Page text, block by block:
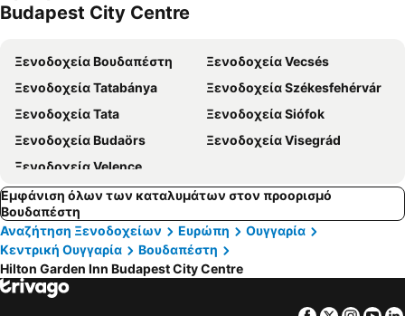
Budapest City Centre
Ξενοδοχεία Βουδαπέστη
Ξενοδοχεία Vecsés
Ξενοδοχεία Tatabánya
Ξενοδοχεία Székesfehérvár
Ξενοδοχεία Tata
Ξενοδοχεία Siófok
Ξενοδοχεία Budaörs
Ξενοδοχεία Visegrád
Ξενοδοχεία Velence
Εμφάνιση όλων των καταλυμάτων στον προορισμό
Βουδαπέστη
Αναζήτηση Ξενοδοχείων
Ευρώπη
Ουγγαρία
Κεντρική Ουγγαρία
Βουδαπέστη
Hilton Garden Inn Budapest City Centre